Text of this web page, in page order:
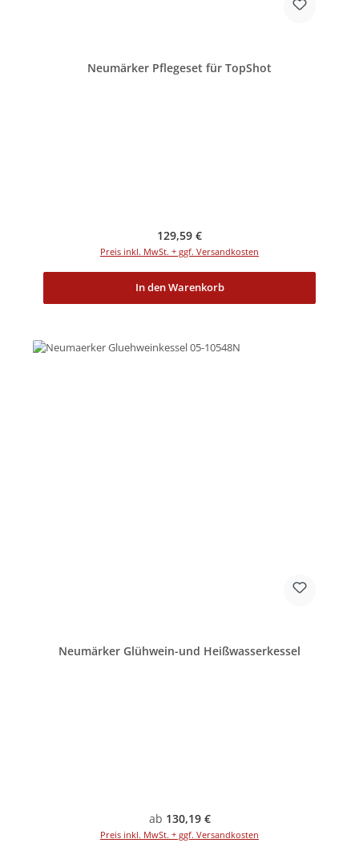
Neumärker Pflegeset für TopShot
Regulärer Preis:
129,59 €
Preis inkl. MwSt. + ggf. Versandkosten
In den Warenkorb
Neumärker Glühwein-und Heißwasserkessel
Regulärer Preis:
ab 130,19 €
Preis inkl. MwSt. + ggf. Versandkosten